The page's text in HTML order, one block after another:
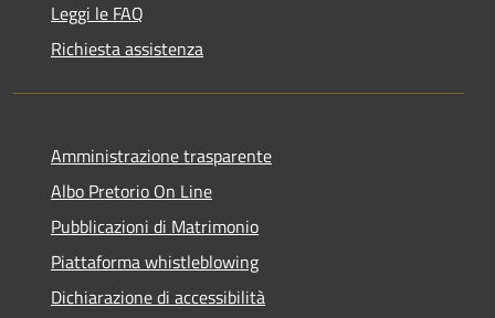
Leggi le FAQ
Richiesta assistenza
Amministrazione trasparente
Albo Pretorio On Line
Pubblicazioni di Matrimonio
Piattaforma whistleblowing
Dichiarazione di accessibilità